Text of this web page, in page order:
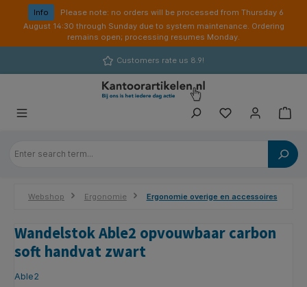
content
Info
Please note: no orders will be processed from Thursday 6
August 14:30 through Sunday due to system maintenance. Ordering
remains open; processing resumes Monday.
Customers rate us 8.9!
Webshop Ergonomie Ergonomie overige en accessoires
Wandelstok Able2 opvouwbaar carbon
soft handvat zwart
Able2